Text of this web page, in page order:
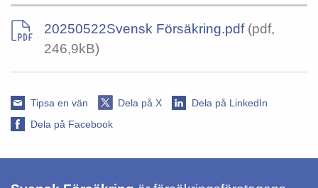
20250522Svensk Försäkring.pdf(pdf,
246,9kB)
Tipsa en vän Dela på X
Dela på LinkedIn
Dela på Facebook